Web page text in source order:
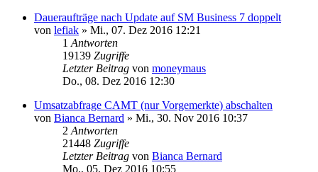
Daueraufträge nach Update auf SM Business 7 doppelt
von lefiak » Mi., 07. Dez 2016 12:21
1 Antworten
19139 Zugriffe
Letzter Beitrag von moneymaus
Do., 08. Dez 2016 12:30
Umsatzabfrage CAMT (nur Vorgemerkte) abschalten
von Bianca Bernard » Mi., 30. Nov 2016 10:37
2 Antworten
21448 Zugriffe
Letzter Beitrag von Bianca Bernard
Mo., 05. Dez 2016 10:55